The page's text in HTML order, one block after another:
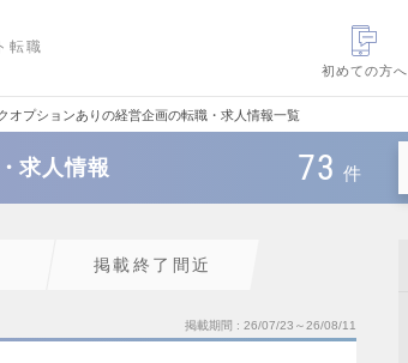
転職
初めての方へ
オプションありの経営企画の転職・求人情報一覧
求人情報 73 件
掲載終了間近
掲載期間 26/07/23～26/08/11